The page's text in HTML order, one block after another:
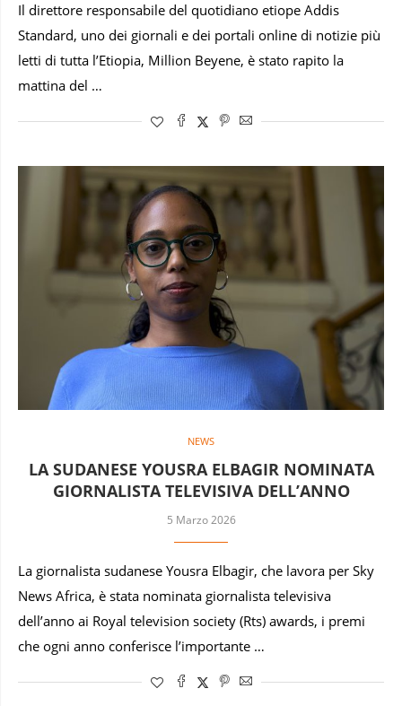
Il direttore responsabile del quotidiano etiope Addis
Standard, uno dei giornali e dei portali online di notizie più
letti di tutta l’Etiopia, Million Beyene, è stato rapito la
mattina del …
NEWS
LA SUDANESE YOUSRA ELBAGIR NOMINATA
GIORNALISTA TELEVISIVA DELL’ANNO
5 Marzo 2026
La giornalista sudanese Yousra Elbagir, che lavora per Sky
News Africa, è stata nominata giornalista televisiva
dell’anno ai Royal television society (Rts) awards, i premi
che ogni anno conferisce l’importante …